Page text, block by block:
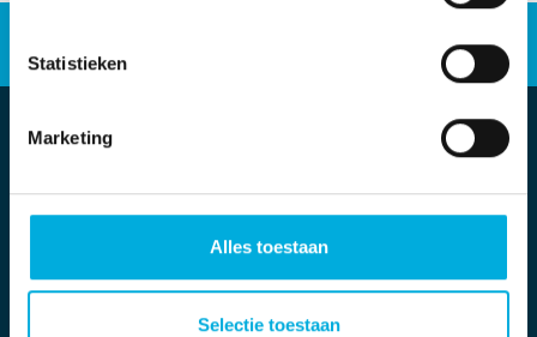
Statistieken
Marketing
Alles toestaan
Selectie toestaan
Industriële automatisering
Werken bij